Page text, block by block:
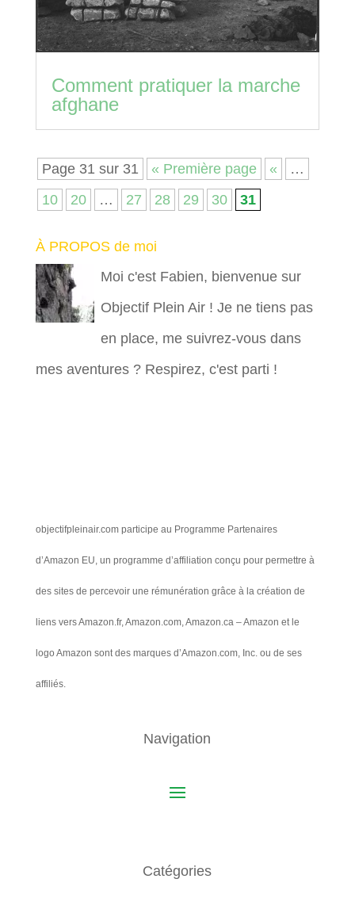
Comment pratiquer la marche
afghane
Page 31 sur 31 « Première page «
…
10
20 … 27 28 29 30 31
À PROPOS de moi
Moi c'est Fabien, bienvenue sur
Objectif Plein Air ! Je ne tiens pas
en place, me suivrez-vous dans
mes aventures ? Respirez, c'est parti !
objectifpleinair.com participe au Programme Partenaires
d’Amazon EU, un programme d’affiliation conçu pour permettre à
des sites de percevoir une rémunération grâce à la création de
liens vers Amazon.fr, Amazon.com, Amazon.ca – Amazon et le
logo Amazon sont des marques d’Amazon.com, Inc. ou de ses
affiliés.
Navigation
Catégories